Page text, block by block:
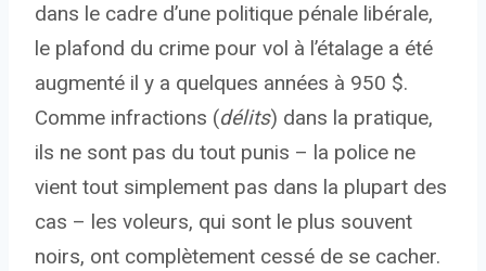
dans le cadre d’une politique pénale libérale,
le plafond du crime pour vol à l’étalage a été
augmenté il y a quelques années à 950 $.
Comme infractions (délits) dans la pratique,
ils ne sont pas du tout punis – la police ne
vient tout simplement pas dans la plupart des
cas – les voleurs, qui sont le plus souvent
noirs, ont complètement cessé de se cacher.